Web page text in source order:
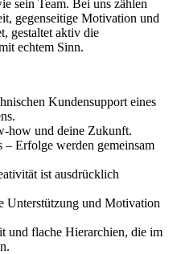
sein Team. Bei uns zählen
gegenseitige Motivation und
gestaltet aktiv die
echtem Sinn.
Kundensupport eines
how und deine Zukunft.
– Erfolge werden gemeinsam
ist ausdrücklich
Unterstützung und Motivation
und flache Hierarchien, die im